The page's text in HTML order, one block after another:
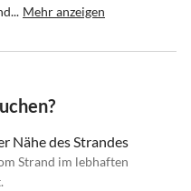
Mehr anzeigen
Nähe des Strandes
Strand im lebhaften